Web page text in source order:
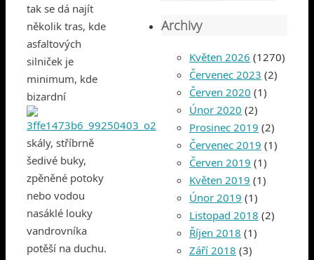
tak se dá najít
několik tras, kde
asfaltových
silniček je
minimum, kde
bizardní
skály, stříbrně
šedivé buky,
zpěněné potoky
nebo vodou
nasáklé louky
vandrovníka
potěší na duchu.
Archivy
Květen 2026 (1270)
Červenec 2023 (2)
Červen 2020 (1)
Únor 2020 (2)
Prosinec 2019 (2)
Červenec 2019 (1)
Červen 2019 (1)
Květen 2019 (1)
Únor 2019 (1)
Listopad 2018 (2)
Říjen 2018 (1)
Září 2018 (3)